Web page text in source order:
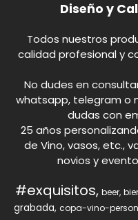
Diseño y
Todos nuestros
calidad profesional y
No dudes en
whatsapp, telegram o
dudas con
25 años
de Vino, vasos, etc.,
novios y
#exquisitos beer bier
grabada copa-vino-